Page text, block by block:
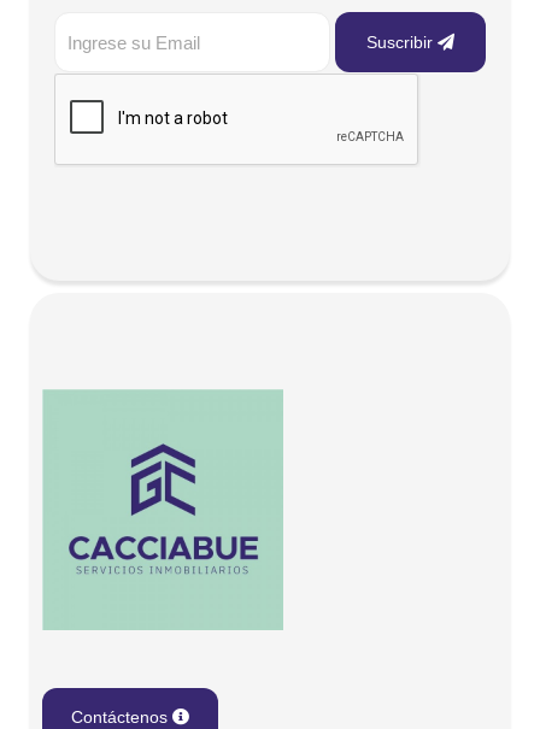
Suscribir
Contáctenos